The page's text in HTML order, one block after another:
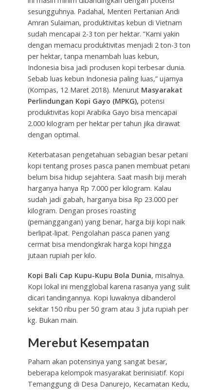
sesungguhnya. Padahal, Menteri Pertanian Andi
Amran Sulaiman, produktivitas kebun di Vietnam
sudah mencapai 2-3 ton per hektar. ”Kami yakin
dengan memacu produktivitas menjadi 2 ton-3 ton
per hektar, tanpa menambah luas kebun,
Indonesia bisa jadi produsen kopi terbesar dunia.
Sebab luas kebun Indonesia paling luas,” ujarnya
(Kompas, 12 Maret 2018). Menurut Masyarakat
Perlindungan Kopi Gayo (MPKG), potensi
produktivitas kopi Arabika Gayo bisa mencapai
2.000 kilogram per hektar per tahun jika dirawat
dengan optimal.
Keterbatasan pengetahuan sebagian besar petani
kopi tentang proses pasca panen membuat petani
belum bisa hidup sejahtera. Saat masih biji merah
harganya hanya Rp 7.000 per kilogram. Kalau
sudah jadi gabah, harganya bisa Rp 23.000 per
kilogram. Dengan proses roasting
(pemanggangan) yang benar, harga biji kopi naik
berlipat-lipat. Pengolahan pasca panen yang
cermat bisa mendongkrak harga kopi hingga
jutaan rupiah per kilo.
Kopi Bali Cap Kupu-Kupu Bola Dunia, misalnya.
Kopi lokal ini mengglobal karena rasanya yang sulit
dicari tandingannya. Kopi luwaknya dibanderol
sekitar 150 ribu per 50 gram atau 3 juta rupiah per
kg. Bukan main.
Merebut Kesempatan
Paham akan potensinya yang sangat besar,
beberapa kelompok masyarakat berinisiatif. Kopi
Temanggung di Desa Danurejo, Kecamatan Kedu,